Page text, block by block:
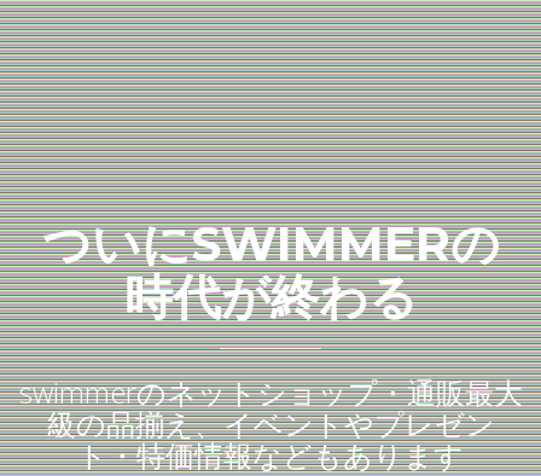
ついにSWIMMERの
時代が終わる
swimmerのネットショップ・通販最大
級の品揃え、イベントやプレゼン
ト・特価情報などもあります